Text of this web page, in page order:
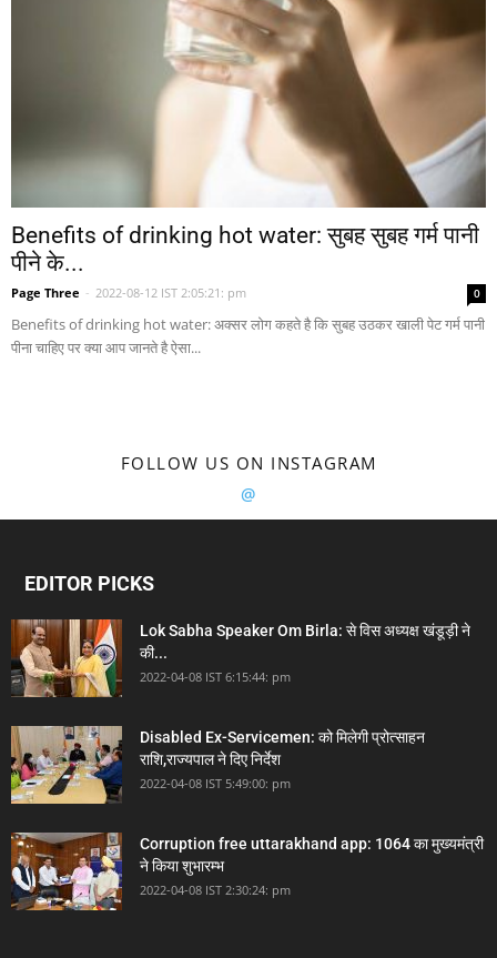
Benefits of drinking hot water: सुबह सुबह गर्म पानी
पीने के...
Page Three - 2022-08-12 IST 2:05:21: pm 0
Benefits of drinking hot water: अक्सर लोग कहते है कि सुबह उठकर खाली पेट गर्म पानी
पीना चाहिए पर क्या आप जानते है ऐसा...
FOLLOW US ON INSTAGRAM
@
EDITOR PICKS
Lok Sabha Speaker Om Birla: से विस अध्यक्ष खंडूड़ी ने
की...
2022-04-08 IST 6:15:44: pm
Disabled Ex-Servicemen: को मिलेगी प्रोत्साहन
राशि,राज्यपाल ने दिए निर्देश
2022-04-08 IST 5:49:00: pm
Corruption free uttarakhand app: 1064 का मुख्यमंत्री
ने किया शुभारम्भ
2022-04-08 IST 2:30:24: pm